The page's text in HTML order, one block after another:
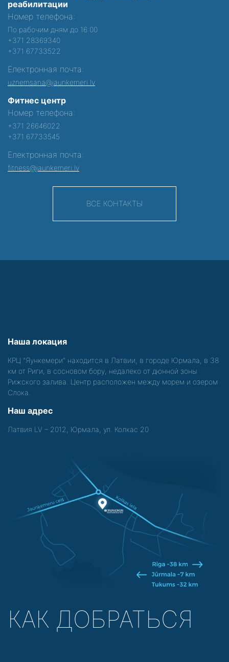
реабилитации
Номер телефона:
По рабочим дням до 16:00
+371 28369340
+371 67733522
Електронная почта:
uznemsana@jaunkemeri.lv
Фитнес центр
Номер телефона:
+371 26646022
+371 67733545
Електронная почта:
fitness@jaunkemeri.lv
ВСЕ КОНТАКТЫ
Наша локация
КРЦ "Яункемери" находится в Латвии, в городе Юрмала, в 38
км от Риги, в сосновом бору, недалеко от дюнной зоны
Рижского залива. Центр расположен между морем и озером
Слока.
Наш адрес
Латвия LV – 2012, Юрмала, ул. Колкас 20
КАК ДОБРАТЬСЯ